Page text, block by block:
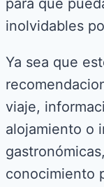
para que
inolvidables
Ya sea que
viaje,
alojamiento o
conocimiento